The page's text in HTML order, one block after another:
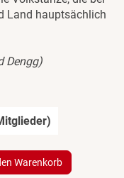
Land hauptsächlich
Dengg)